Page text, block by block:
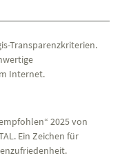
Transparenzkriterien.
Internet.
2025 von
Ein Zeichen für